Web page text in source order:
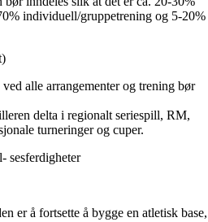
individuell/gruppetrening og 5-20%
alle arrangementer og trening bør
delta i regionalt seriespill, RM,
turneringer og cuper.
sesferdigheter
er å fortsette å bygge en atletisk base,